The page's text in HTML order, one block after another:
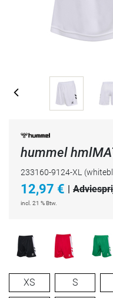
hummel
233160-9124-XL
12,97 € |
incl. 21 % Btw.
XS S